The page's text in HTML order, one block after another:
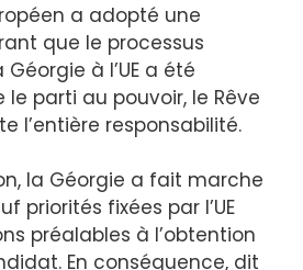
a adopté une
que le processus
à l’UE a été
parti au pouvoir, le Rêve
l’entière responsabilité.
la Géorgie a fait marche
priorités fixées par l’UE
préalables à l’obtention
En conséquence, dit